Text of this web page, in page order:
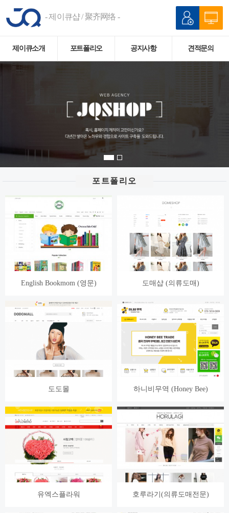
- 제이큐샵 / 聚齐网络 -
제이큐소개 포트폴리오 공지사항 견적문의
포트폴리오
English Bookmom (영문) 도매샵 (의류도매)
도도몰 하니비무역 (Honey Bee)
유엑스플라워 호루라기(의류도매전문)